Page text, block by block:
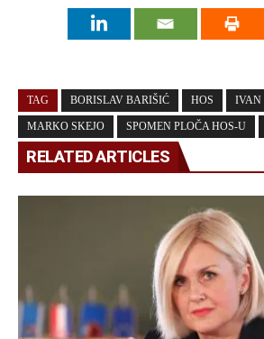
TAG BORISLAV BARIŠIĆ HOS IVAN
MARKO SKEJO SPOMEN PLOČA HOS-U
RELATED ARTICLES